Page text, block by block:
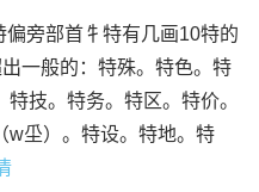
旁部首牜特有几画10特的
一般的：特殊。特色。特
技。特务。特区。特价。
w坕）。特设。特地。特